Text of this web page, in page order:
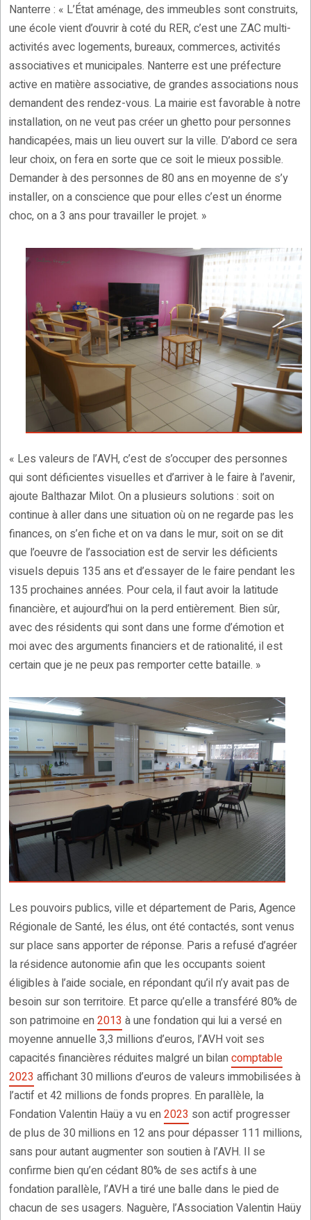
Nanterre : « L’État aménage, des immeubles sont construits,
une école vient d’ouvrir à coté du RER, c’est une ZAC multi-
activités avec logements, bureaux, commerces, activités
associatives et municipales. Nanterre est une préfecture
active en matière associative, de grandes associations nous
demandent des rendez-vous. La mairie est favorable à notre
installation, on ne veut pas créer un ghetto pour personnes
handicapées, mais un lieu ouvert sur la ville. D’abord ce sera
leur choix, on fera en sorte que ce soit le mieux possible.
Demander à des personnes de 80 ans en moyenne de s’y
installer, on a conscience que pour elles c’est un énorme
choc, on a 3 ans pour travailler le projet. »
« Les valeurs de l’AVH, c’est de s’occuper des personnes
qui sont déficientes visuelles et d’arriver à le faire à l’avenir,
ajoute Balthazar Milot. On a plusieurs solutions : soit on
continue à aller dans une situation où on ne regarde pas les
finances, on s’en fiche et on va dans le mur, soit on se dit
que l’oeuvre de l’association est de servir les déficients
visuels depuis 135 ans et d’essayer de le faire pendant les
135 prochaines années. Pour cela, il faut avoir la latitude
financière, et aujourd’hui on la perd entièrement. Bien sûr,
avec des résidents qui sont dans une forme d’émotion et
moi avec des arguments financiers et de rationalité, il est
certain que je ne peux pas remporter cette bataille. »
Les pouvoirs publics, ville et département de Paris, Agence
Régionale de Santé, les élus, ont été contactés, sont venus
sur place sans apporter de réponse. Paris a refusé d’agréer
la résidence autonomie afin que les occupants soient
éligibles à l’aide sociale, en répondant qu’il n’y avait pas de
besoin sur son territoire. Et parce qu’elle a transféré 80% de
son patrimoine en2013 à une fondation qui lui a versé en
moyenne annuelle 3,3 millions d’euros, l’AVH voit ses
capacités financières réduites malgré un bilancomptable
2023 affichant 30 millions d’euros de valeurs immobilisées à
l’actif et 42 millions de fonds propres. En parallèle, la
Fondation Valentin Haüy a vu en2023 son actif progresser
de plus de 30 millions en 12 ans pour dépasser 111 millions,
sans pour autant augmenter son soutien à l’AVH. Il se
confirme bien qu’en cédant 80% de ses actifs à une
fondation parallèle, l’AVH a tiré une balle dans le pied de
chacun de ses usagers. Naguère, l’Association Valentin Haüy